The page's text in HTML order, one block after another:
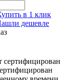
в 1 клик
дешевле